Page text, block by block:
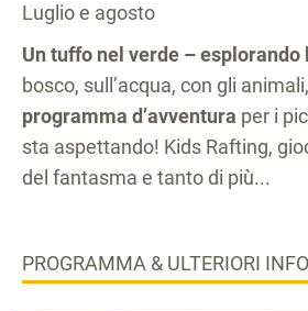
Luglio e agosto
Un tuffo nel verde – esplorando
bosco, sull’acqua, con gli
programma d’avventura per i
sta aspettando! Kids Rafting,
del fantasma e tanto di più...
PROGRAMMA & ULTERIORI